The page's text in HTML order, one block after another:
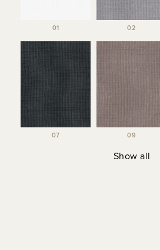
01 02
07 09
Show all